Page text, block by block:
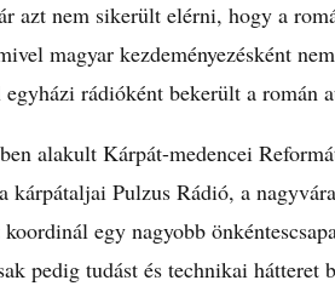
azt nem sikerült elérni, hogy a
magyar kezdeményezésként
rádióként bekerült a román
alakult Kárpát-medencei
kárpátaljai Pulzus Rádió, a
egy nagyobb
pedig tudást és technikai